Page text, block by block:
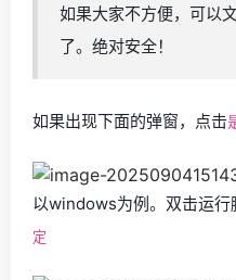
如果大家不方便，可以
了。绝对安全！
如果出现下面的弹窗，点击
以windows为例。双击运行
定